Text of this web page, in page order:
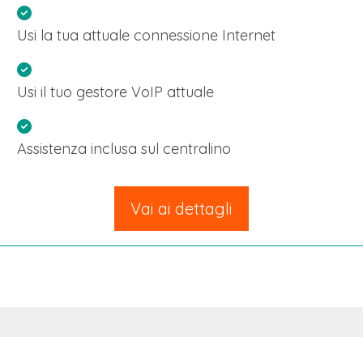
Usi la tua attuale connessione Internet
Usi il tuo gestore VoIP attuale
Assistenza inclusa sul centralino
Vai ai dettagli